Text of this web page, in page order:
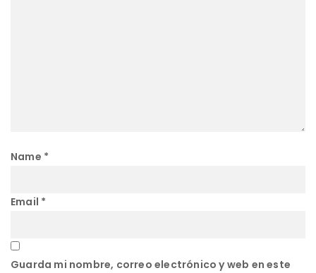
Name *
Email *
Guarda mi nombre, correo electrónico y web en este